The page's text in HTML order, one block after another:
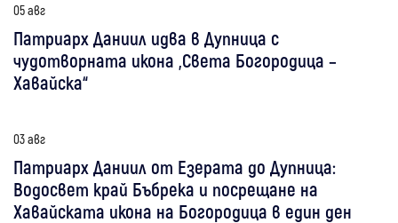
05 авг
Патриарх Даниил идва в Дупница с
чудотворната икона „Света Богородица –
Хавайска“
03 авг
Патриарх Даниил от Езерата до Дупница:
Водосвет край Бъбрека и посрещане на
Хавайската икона на Богородица в един ден